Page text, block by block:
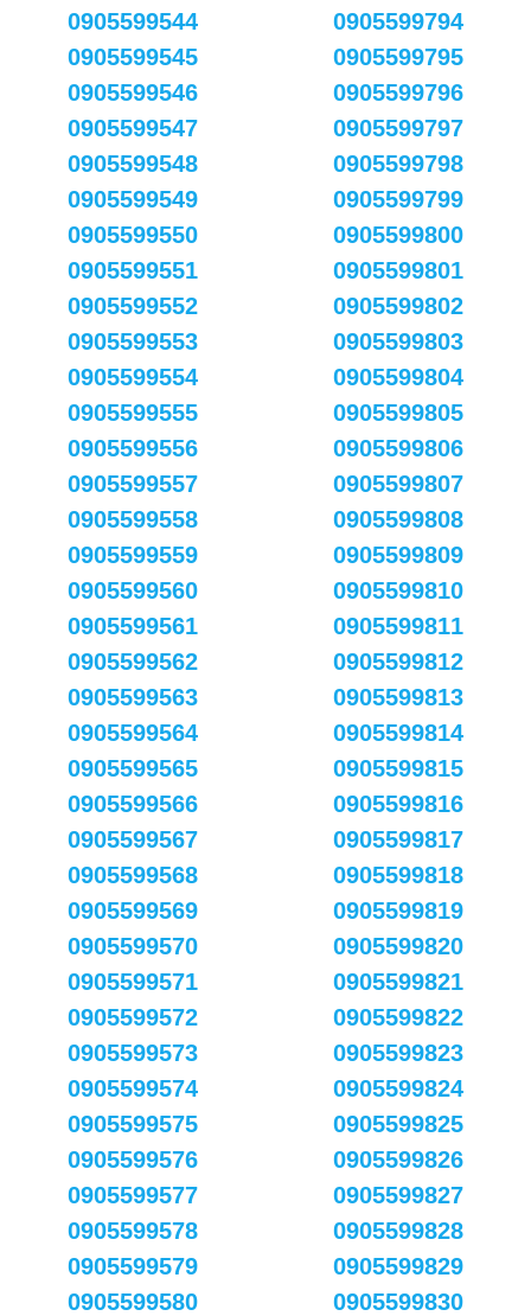
0905599544
0905599545
0905599546
0905599547
0905599548
0905599549
0905599550
0905599551
0905599552
0905599553
0905599554
0905599555
0905599556
0905599557
0905599558
0905599559
0905599560
0905599561
0905599562
0905599563
0905599564
0905599565
0905599566
0905599567
0905599568
0905599569
0905599570
0905599571
0905599572
0905599573
0905599574
0905599575
0905599576
0905599577
0905599578
0905599579
0905599580
0905599794
0905599795
0905599796
0905599797
0905599798
0905599799
0905599800
0905599801
0905599802
0905599803
0905599804
0905599805
0905599806
0905599807
0905599808
0905599809
0905599810
0905599811
0905599812
0905599813
0905599814
0905599815
0905599816
0905599817
0905599818
0905599819
0905599820
0905599821
0905599822
0905599823
0905599824
0905599825
0905599826
0905599827
0905599828
0905599829
0905599830